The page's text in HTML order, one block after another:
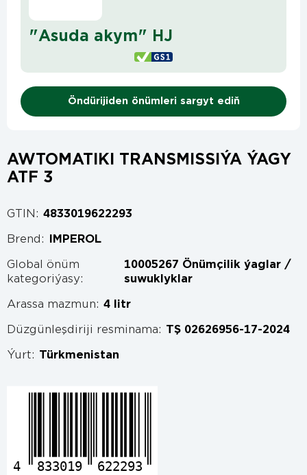
"Asuda akym" HJ
Öndürijiden önümleri sargyt ediň
AWTOMATIKI TRANSMISSIÝA ÝAGY
ATF 3
GTIN: 4833019622293
Brend: IMPEROL
Global önüm
kategoriýasy:
10005267 Önümçilik ýaglar /
suwuklyklar
Arassa mazmun: 4 litr
Düzgünleşdiriji resminama: TŞ 02626956-17-2024
Ýurt: Türkmenistan
4 833019 622293